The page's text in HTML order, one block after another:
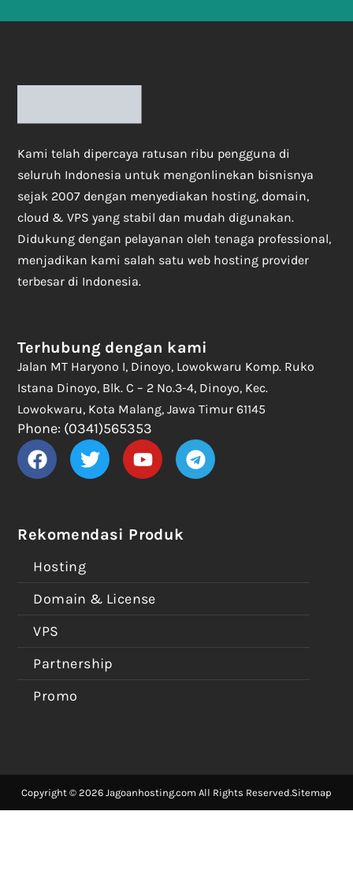
Kami telah dipercaya ratusan ribu pengguna di
seluruh Indonesia untuk mengonlinekan bisnisnya
sejak 2007 dengan menyediakan hosting, domain,
cloud & VPS yang stabil dan mudah digunakan.
Didukung dengan pelayanan oleh tenaga professional,
menjadikan kami salah satu web hosting provider
terbesar di Indonesia.
Rekomendasi Produk
Hosting
Domain & License
VPS
Partnership
Promo
Terhubung dengan kami
Jalan MT Haryono I, Dinoyo, Lowokwaru Komp. Ruko
Istana Dinoyo, Blk. C – 2 No.3-4, Dinoyo, Kec.
Lowokwaru, Kota Malang, Jawa Timur 61145
Phone: (0341)565353
Copyright © 2026 Jagoanhosting.com All Rights Reserved.Sitemap